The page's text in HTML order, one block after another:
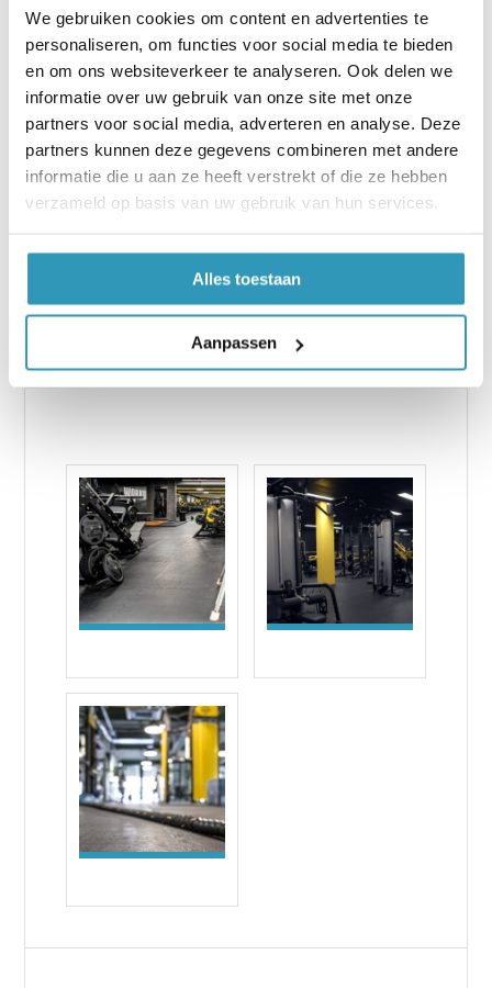
We gebruiken cookies om content en advertenties te
personaliseren, om functies voor social media te bieden
en om ons websiteverkeer te analyseren. Ook delen we
informatie over uw gebruik van onze site met onze
partners voor social media, adverteren en analyse. Deze
partners kunnen deze gegevens combineren met andere
informatie die u aan ze heeft verstrekt of die ze hebben
verzameld op basis van uw gebruik van hun services.
Alles toestaan
Aanpassen
materiaal is bestand tegen zware apparatuur
en intensief gebruik, waardoor het een
betrouwbare keuze is voor drukbezochte
sportscholen.
Heeft u vragen over de installatie, wilt u meer
weten over onderhoud, of bent u klaar om uw
bestelling te plaatsen? Neem contact op met
fitnessruimte te voorzien van een
professionele, veilige en duurzame
vloeroplossing.